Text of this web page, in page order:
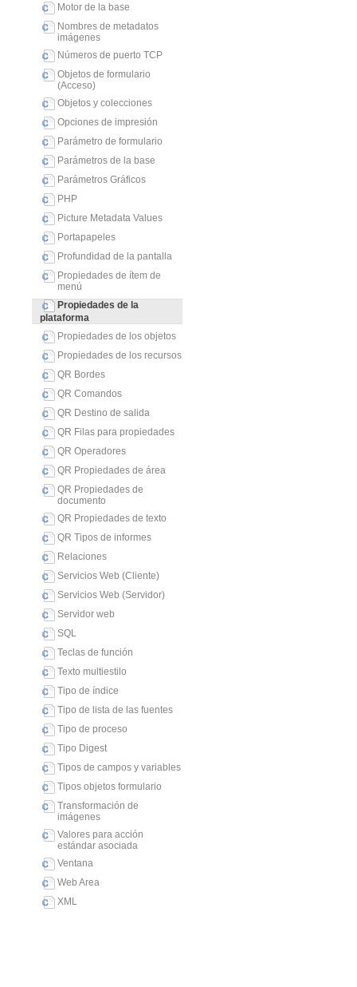
Motor de la base
Nombres de metadatos
imágenes
Números de puerto TCP
Objetos de formulario
(Acceso)
Objetos y colecciones
Opciones de impresión
Parámetro de formulario
Parámetros de la base
Parámetros Gráficos
PHP
Picture Metadata Values
Portapapeles
Profundidad de la pantalla
Propiedades de ítem de
menú
Propiedades de la
plataforma
Propiedades de los objetos
Propiedades de los recursos
QR Bordes
QR Comandos
QR Destino de salida
QR Filas para propiedades
QR Operadores
QR Propiedades de área
QR Propiedades de
documento
QR Propiedades de texto
QR Tipos de informes
Relaciones
Servicios Web (Cliente)
Servicios Web (Servidor)
Servidor web
SQL
Teclas de función
Texto multiestilo
Tipo de índice
Tipo de lista de las fuentes
Tipo de proceso
Tipo Digest
Tipos de campos y variables
Tipos objetos formulario
Transformación de
imágenes
Valores para acción
estándar asociada
Ventana
Web Area
XML